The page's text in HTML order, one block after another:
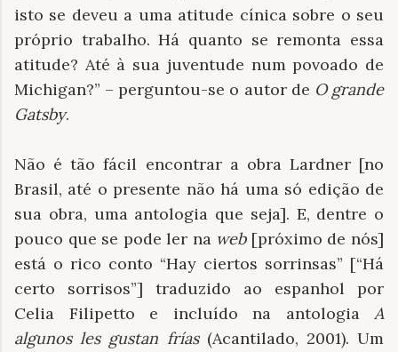
isto se deveu a uma atitude cínica sobre o seu
próprio trabalho. Há quanto se remonta essa
atitude? Até à sua juventude num povoado de
Michigan?” – perguntou-se o autor de O grande
Gatsby.
Não é tão fácil encontrar a obra Lardner [no
Brasil, até o presente não há uma só edição de
sua obra, uma antologia que seja]. E, dentre o
pouco que se pode ler na web [próximo de nós]
está o rico conto “Hay ciertos sorrinsas” [“Há
certo sorrisos”] traduzido ao espanhol por
Celia Filipetto e incluído na antologia A
algunos les gustan frías(Acantilado, 2001). Um